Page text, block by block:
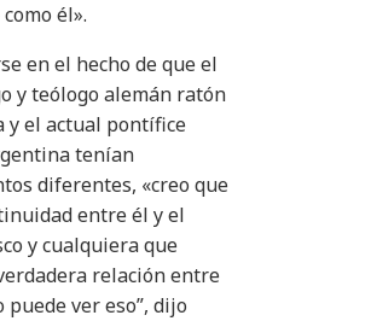
él».
en el hecho de que el
y teólogo alemán ratón
y el actual pontífice
tenían
diferentes, «creo que
entre él y el
y cualquiera que
relación entre
ver eso”, dijo